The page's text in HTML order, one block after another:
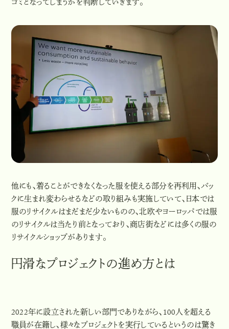
ゴミとなってしまうかを判断していきます。
他にも、着ることができなくなった服を使える部分を再利用、バッ
クに生まれ変わらせるなどの取り組みも実施していて、日本では
服のリサイクルはまだまだ少ないものの、北欧やヨーロッパでは服
のリサイクルは当たり前となっており、商店街などには多くの服の
リサイクルショップがあります。
円滑なプロジェクトの進め方とは
2022年に設立された新しい部門でありながら、100人を超える